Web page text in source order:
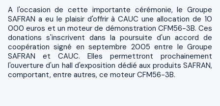
A l'occasion de cette importante cérémonie, le Groupe
SAFRAN a eu le plaisir d'offrir à CAUC une allocation de 10
000 euros et un moteur de démonstration CFM56-3B. Ces
donations s'inscrivent dans la poursuite d'un accord de
coopération signé en septembre 2005 entre le Groupe
SAFRAN et CAUC. Elles permettront prochainement
l'ouverture d'un hall d'exposition dédié aux produits SAFRAN,
comportant, entre autres, ce moteur CFM56-3B.